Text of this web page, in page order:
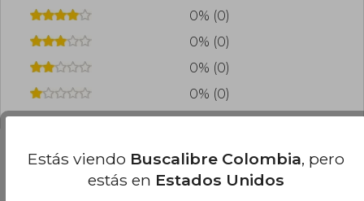
caracteriza por un enfoque accesible, sin perder
una referencia tanto en círculos especializados
como entre lectores interesados en la historia
de las ideas políticas y sociales.
0% (0)
0% (0)
0% (0)
0% (0)
Preguntas frecuentes sobre el libro
Estás viendo Buscalibre Colombia, pero
estás en Estados Unidos